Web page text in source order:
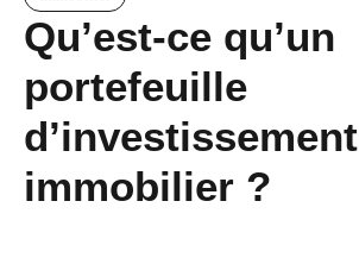
Qu’est-ce qu’un
portefeuille
d’investissement
immobilier ?